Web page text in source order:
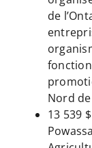
de
Nord
13 539